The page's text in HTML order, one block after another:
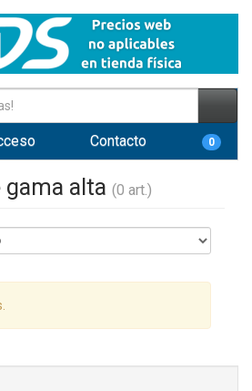
Contacto 0
alta (0 art.)